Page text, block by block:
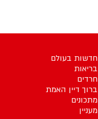
חדשות בעולם
בריאות
חרדים
ברוך דיין האמת
מתכונים
מעניין